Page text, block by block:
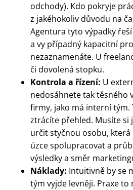
odchody). Kdo pokryje
z jakéhokoliv důvodu na
Agentura tyto výpadky
a vy případný kapacitní
nezaznamenáte. U
či dovolená stopku.
Kontrola a řízení: U
nedosáhnete tak těsného
firmy, jako má interní tým.
ztrácíte přehled. Musíte si
určit styčnou osobu,
úzce spolupracovat a
výsledky a směr
Náklady: Intuitivně by se
tým vyjde levněji. Praxe to